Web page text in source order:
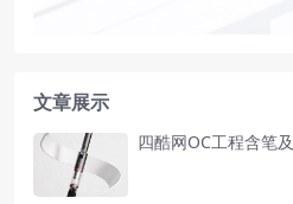
文章展示
四酷网OC工程含笔